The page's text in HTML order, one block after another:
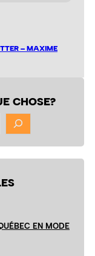
– MAXIME
CHOSE?
EN MODE